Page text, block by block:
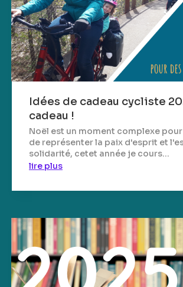
Idées de cadeau cycliste
cadeau !
Noël est un moment complexe
de représenter la paix d'esprit et
solidarité, cetet année je cours...
lire plus